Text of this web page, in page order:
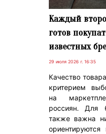
Каждый
готов
известных
29 июля 2026 г. 16:35
Качество
критерием
на
россиян. Для
также важна